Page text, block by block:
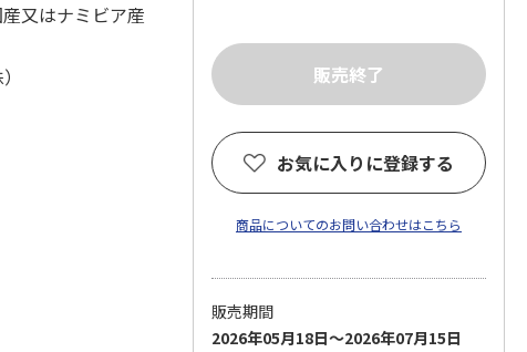
又はナミビア産
お気に入りに登録する
商品についてのお問い合わせはこちら
販売期間
2026年05月18日～2026年07月15日